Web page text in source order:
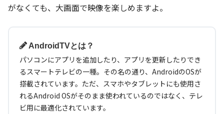
がなくても、大画面で映像を楽しめますよ。
AndroidTVとは？
パソコンにアプリを追加したり、アプリを更新したりでき
るスマートテレビの一種。その名の通り、AndroidのOSが
搭載されています。ただ、スマホやタブレットにも使用さ
れるAndroid OSがそのまま使われているのではなく、テレ
ビ用に最適化されています。